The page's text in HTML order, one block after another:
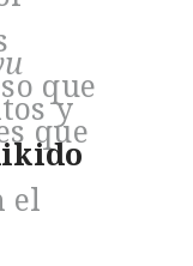
que
y
que
el